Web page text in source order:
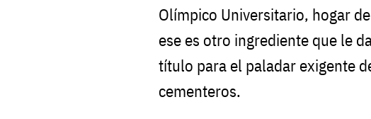
Olímpico Universitario, hogar
ese es otro ingrediente que le
título para el paladar exigente
cementeros.